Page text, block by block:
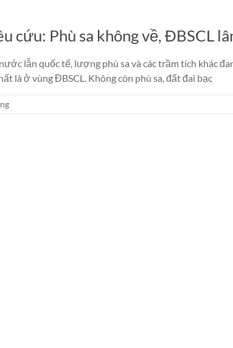
cứu: Phù sa không về, ĐBSCL
lẫn quốc tế, lượng phù sa và các trầm tích khác
là ở vùng ĐBSCL. Không còn phù sa, đất đai bạc